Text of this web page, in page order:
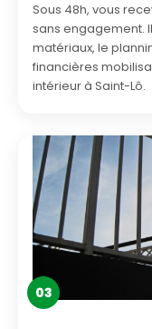
Sous 48h, vous
sans engagement.
matériaux, le
financières
intérieur à Saint-Lô.
03